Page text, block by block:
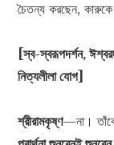
চৈতন্য করছেন,
[স্ব-স্বরূপদর্শন,
নিত্যলীলা যোগ]
শ্রীরামকৃষ্ণ—না।